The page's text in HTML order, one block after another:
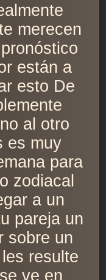
merecen
están a
esto De
al otro
es muy
para
zodiacal
a un
pareja un
sobre un
resulte
ve en